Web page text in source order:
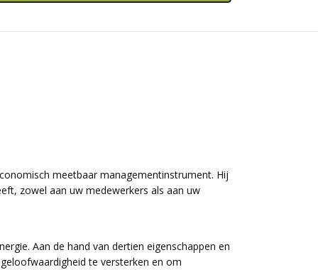
meetbaar managementinstrument. Hij
zowel aan uw medewerkers als aan uw
Aan de hand van dertien eigenschappen en
te versterken en om